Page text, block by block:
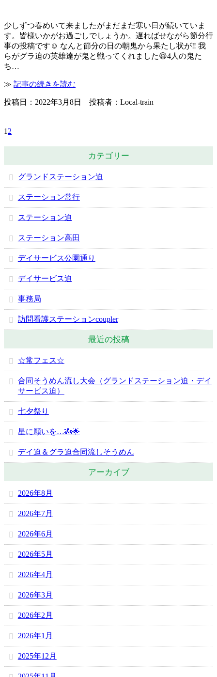
少しずつ春めいて来ましたがまだまだ寒い日が続いていま
す。皆様いかがお過ごしでしょうか。遅ればせながら節分行
事の投稿です☺️ なんと節分の日の朝鬼から果たし状が‼️ 我
らがグラ迫の英雄達が鬼と戦ってくれました😆4人の鬼た
ち…
≫ 記事の続きを読む
投稿日：2022年3月8日 投稿者：Local-train
1 2
カテゴリー
グランドステーション迫
ステーション常行
ステーション迫
ステーション高田
デイサービス公園通り
デイサービス迫
事務局
訪問看護ステーションcoupler
最近の投稿
☆常フェス☆
合同そうめん流し大会（グランドステーション迫・デイ
サービス迫）
七夕祭り
星に願いを…🎋🌟
デイ迫＆グラ迫合同流しそうめん
アーカイブ
2026年8月
2026年7月
2026年6月
2026年5月
2026年4月
2026年3月
2026年2月
2026年1月
2025年12月